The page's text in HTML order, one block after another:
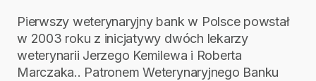
Pierwszy weterynaryjny bank w Polsce powstał
w 2003 roku z inicjatywy dwóch lekarzy
weterynarii Jerzego Kemilewa i Roberta
Marczaka.. Patronem Weterynaryjnego Banku